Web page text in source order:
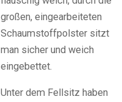
großen, eingearbeiteten
Schaumstoffpolster sitzt
man sicher und weich
eingebettet.
Unter dem Fellsitz haben